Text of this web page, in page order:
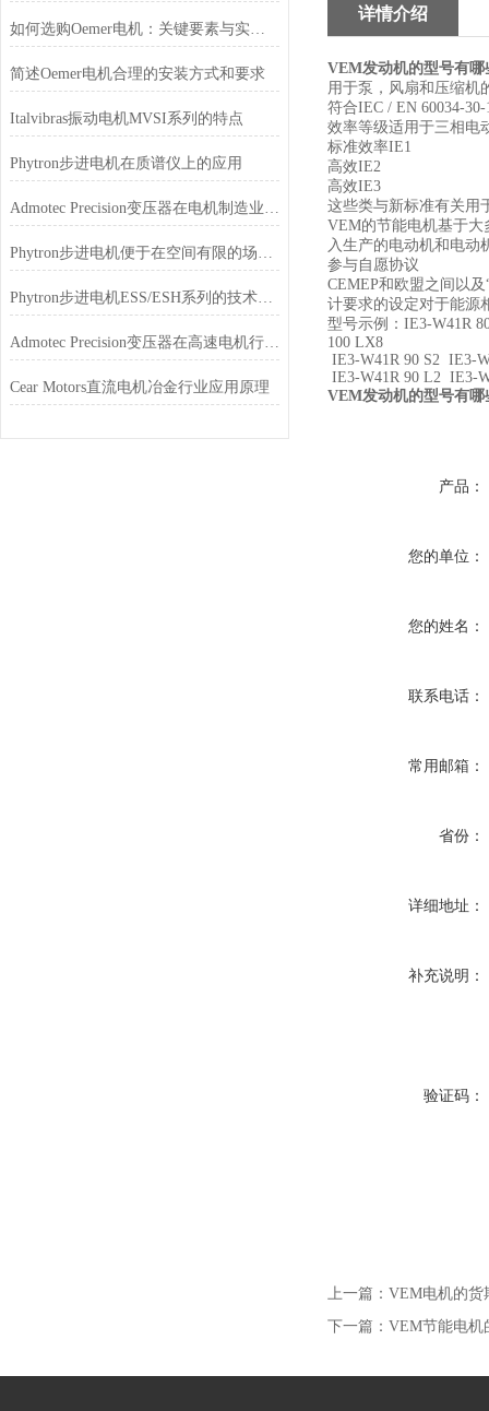
如何选购Oemer电机：关键要素与实用建议
简述Oemer电机合理的安装方式和要求
Italvibras振动电机MVSI系列的特点
Phytron步进电机在质谱仪上的应用
Admotec Precision变压器在电机制造业的应用
Phytron步进电机便于在空间有限的场合安装和使用
Phytron步进电机ESS/ESH系列的技术特点
Admotec Precision变压器在高速电机行业的应用特点
Cear Motors直流电机冶金行业应用原理
详情介绍
VEM发动机的型号有哪
用于泵，风扇和压缩机
符合IEC / EN 60034-
效率等级适用于三相电
标准效率IE1
高效IE2
高效IE3
这些类与新标准有关用
VEM的节能电机基于
入生产的电动机和电动
参与自愿协议
CEMEP和欧盟之间以
计要求的设定对于能源
型号示例：IE3-W41R
100 LX8
IE3-W41R 90 S2 IE3-
IE3-W41R 90 L2 IE3-
VEM发动机的型号有哪
产品：
您的单位：
您的姓名：
联系电话：
常用邮箱：
省份：
详细地址：
补充说明：
验证码：
上一篇： VEM电机的货
下一篇： VEM节能电机